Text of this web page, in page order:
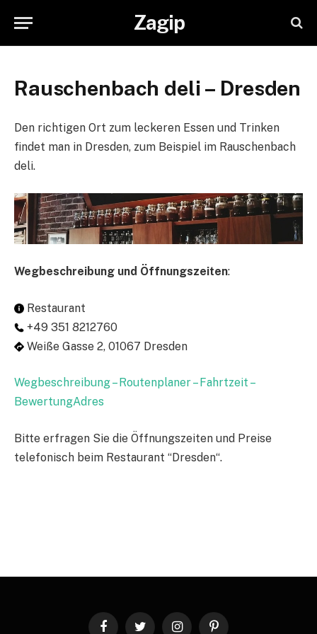
Zagip
Rauschenbach deli – Dresden
Den richtigen Ort zum leckeren Essen und Trinken
findet man in Dresden, zum Beispiel im Rauschenbach
deli.
Wegbeschreibung und Öffnungszeiten:
Restaurant
+49 351 8212760
Weiße Gasse 2, 01067 Dresden
Wegbeschreibung – Routenplaner – Fahrtzeit –
BewertungAdres
Bitte erfragen Sie die Öffnungszeiten und Preise
telefonisch beim Restaurant “Dresden“.